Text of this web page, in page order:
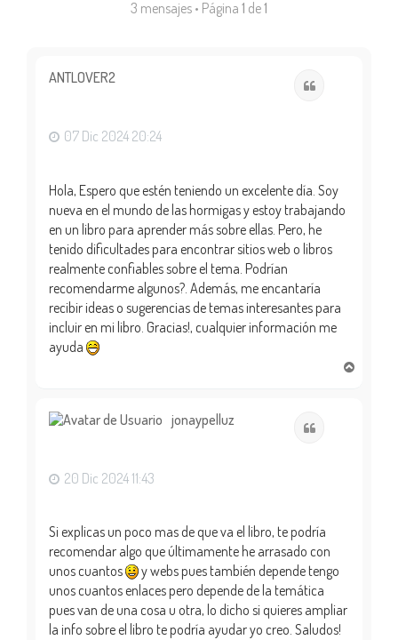
3 mensajes • Página 1 de1
ANTLOVER2
07 Dic 2024 20:24
Hola, Espero que estén teniendo un excelente día. Soy
nueva en el mundo de las hormigas y estoy trabajando
en un libro para aprender más sobre ellas. Pero, he
tenido dificultades para encontrar sitios web o libros
realmente confiables sobre el tema. Podrían
recomendarme algunos?. Además, me encantaría
recibir ideas o sugerencias de temas interesantes para
incluir en mi libro. Gracias!, cualquier información me
ayuda
jonaypelluz
20 Dic 2024 11:43
Si explicas un poco mas de que va el libro, te podría
recomendar algo que últimamente he arrasado con
unos cuantos
y webs pues también depende tengo
unos cuantos enlaces pero depende de la temática
pues van de una cosa u otra, lo dicho si quieres ampliar
la info sobre el libro te podría ayudar yo creo. Saludos!